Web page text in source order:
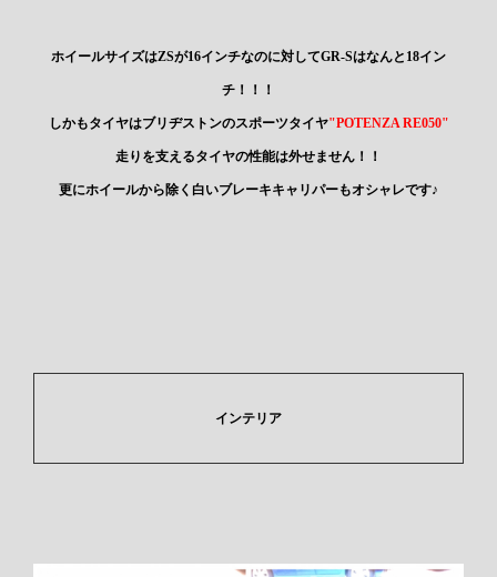
ホイールサイズはZSが16インチなのに対してGR-Sはなんと18イン
チ！！！
しかもタイヤはブリヂストンのスポーツタイヤ"POTENZA RE050"
走りを支えるタイヤの性能は外せません！！
更にホイールから除く白いブレーキキャリパーもオシャレです♪
インテリア